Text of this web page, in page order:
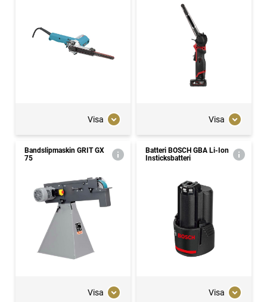
Visa Visa
Bandslipmaskin GRIT GX
75
Visa
Batteri BOSCH GBA Li-Ion
Insticksbatteri
Visa